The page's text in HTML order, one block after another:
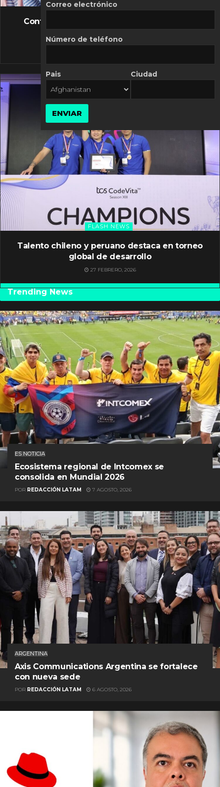
FLASH NEWS
Controversia de Mercado Libre por costos
10 MARZO, 2026
FLASH NEWS
Talento chileno y peruano destaca en torneo
global de desarrollo
27 FEBRERO, 2026
Trending News
ES NOTICIA
Ecosistema regional de Intcomex se
consolida en Mundial 2026
POR REDACCIÓN LATAM 7 AGOSTO, 2026
ARGENTINA
Axis Communications Argentina se fortalece
con nueva sede
POR REDACCIÓN LATAM 6 AGOSTO, 2026
Correo electrónico
Número de teléfono
Pais Ciudad
ENVIAR